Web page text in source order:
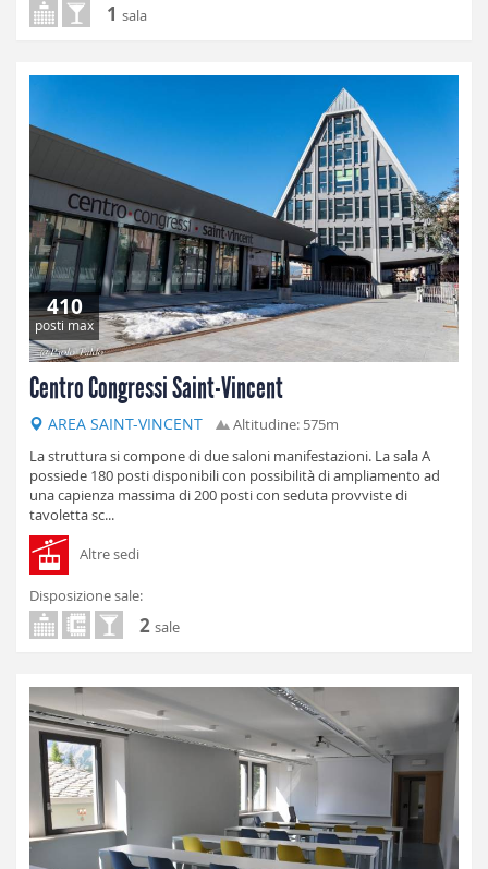
1 sala
410
posti max
Centro Congressi Saint-Vincent
AREA SAINT-VINCENT
Altitudine: 575m
La struttura si compone di due saloni manifestazioni. La sala A
possiede 180 posti disponibili con possibilità di ampliamento ad
una capienza massima di 200 posti con seduta provviste di
tavoletta sc...
Altre sedi
Disposizione sale:
2 sale